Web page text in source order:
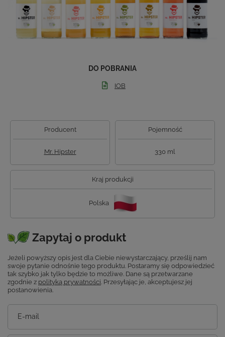
DO POBRANIA
IOB
Producent
Mr. Hipster
Pojemność
330 ml
Kraj produkcji
Polska
Zapytaj o produkt
Jeżeli powyższy opis jest dla Ciebie niewystarczający, prześlij nam
swoje pytanie odnośnie tego produktu. Postaramy się odpowiedzieć
tak szybko jak tylko będzie to możliwe. Dane są przetwarzane
zgodnie z polityką prywatności . Przesyłając je, akceptujesz jej
postanowienia.
E-mail